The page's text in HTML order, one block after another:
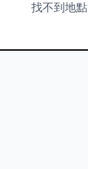
找不到地點